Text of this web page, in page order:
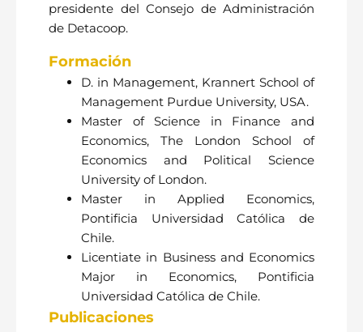
presidente del Consejo de Administración
de Detacoop.
Formación
D. in Management, Krannert School of
Management Purdue University, USA.
Master of Science in Finance and
Economics, The London School of
Economics and Political Science
University of London.
Master in Applied Economics,
Pontificia Universidad Católica de
Chile.
Licentiate in Business and Economics
Major in Economics, Pontificia
Universidad Católica de Chile.
Publicaciones